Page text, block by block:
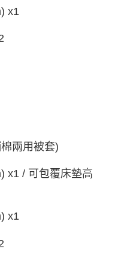
x1
兩用被套)
x1 / 可包覆床墊高
x1